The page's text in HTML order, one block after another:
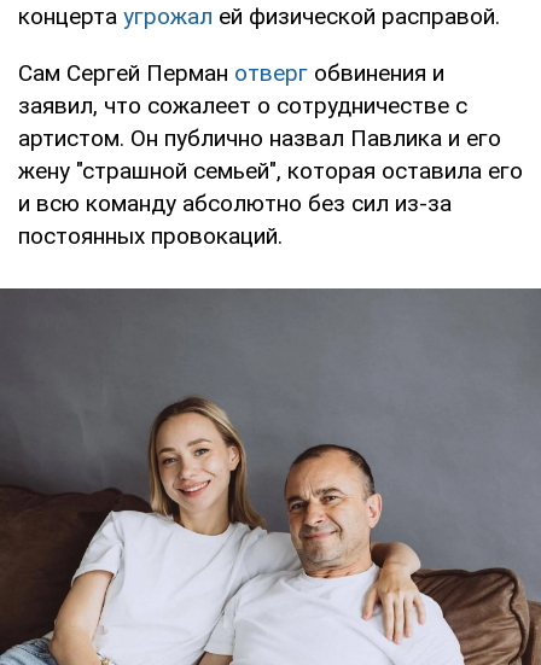
концерта угрожал ей физической расправой.
Сам Сергей Перман отверг обвинения и
заявил, что сожалеет о сотрудничестве с
артистом. Он публично назвал Павлика и его
жену "страшной семьей", которая оставила его
и всю команду абсолютно без сил из-за
постоянных провокаций.